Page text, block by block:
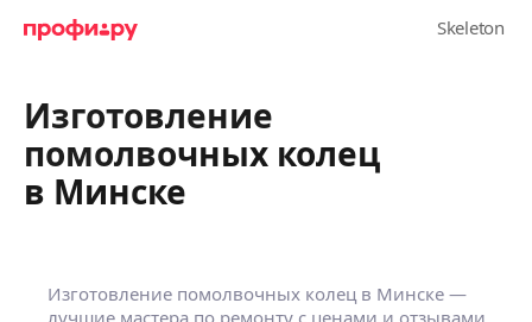
Изготовление
помолвочных колец
в Минске
Изготовление помолвочных колец в Минске —
лучшие мастера по ремонту с ценами и отзывами